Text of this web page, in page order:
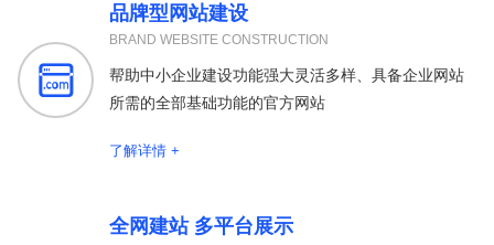

品牌型网站建设
BRAND WEBSITE CONSTRUCTION
帮助中小企业建设功能强大灵活多样、具备企业网站
所需的全部基础功能的官方网站
了解详情 +
全网建站 多平台展示